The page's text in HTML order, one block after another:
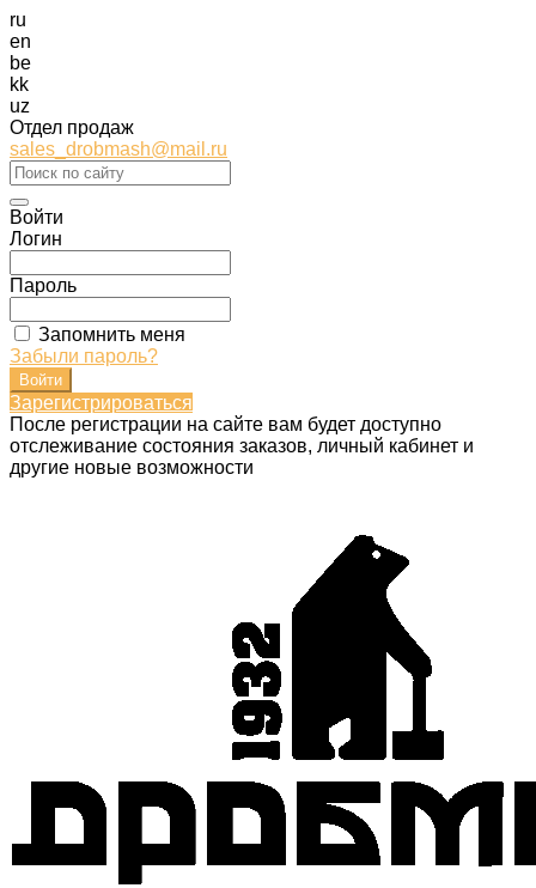
ru
en
be
kk
uz
Отдел продаж
sales_drobmash@mail.ru
Войти
Логин
Пароль
Запомнить меня
Забыли пароль?
Зарегистрироваться
После регистрации на сайте вам будет доступно
отслеживание состояния заказов, личный кабинет и
другие новые возможности